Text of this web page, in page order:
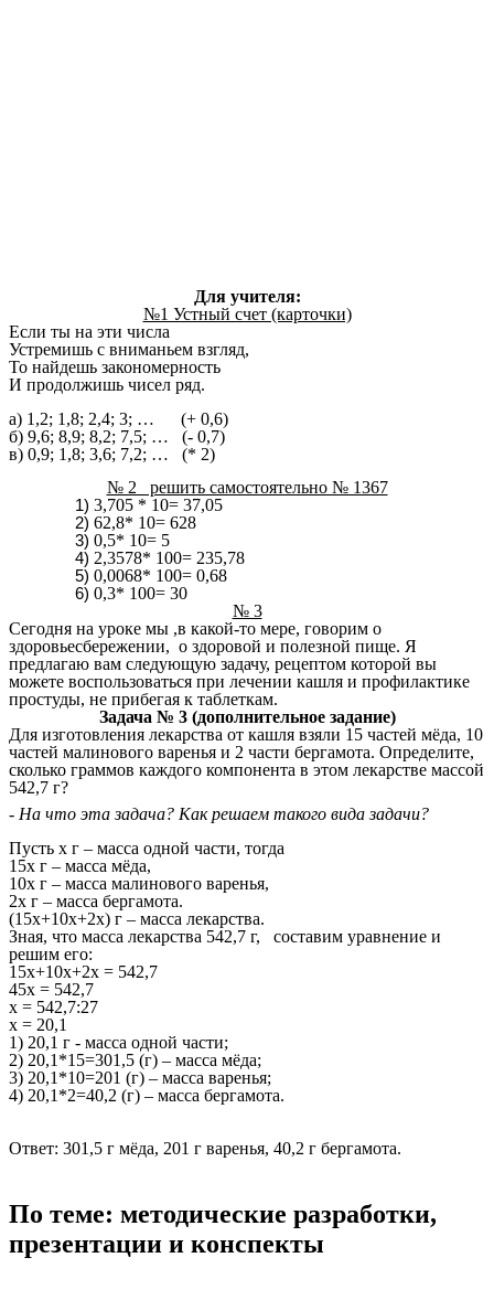
Для учителя:
№1 Устный счет (карточки)
Если ты на эти числа
Устремишь с вниманьем взгляд,
То найдешь закономерность
И продолжишь чисел ряд.
а) 1,2; 1,8; 2,4; 3; … (+ 0,6)
б) 9,6; 8,9; 8,2; 7,5; … (- 0,7)
в) 0,9; 1,8; 3,6; 7,2; … (* 2)
№ 2 решить самостоятельно № 1367
3,705 * 10= 37,05
62,8* 10= 628
0,5* 10= 5
2,3578* 100= 235,78
0,0068* 100= 0,68
0,3* 100= 30
№ 3
Сегодня на уроке мы ,в какой-то мере, говорим о
здоровьесбережении, о здоровой и полезной пище. Я
предлагаю вам следующую задачу, рецептом которой вы
можете воспользоваться при лечении кашля и профилактике
простуды, не прибегая к таблеткам.
Задача № 3 (дополнительное задание)
Для изготовления лекарства от кашля взяли 15 частей мёда, 10
частей малинового варенья и 2 части бергамота. Определите,
сколько граммов каждого компонента в этом лекарстве массой
542,7 г?
- На что эта задача? Как решаем такого вида задачи?
Пусть х г – масса одной части, тогда
15х г – масса мёда,
10х г – масса малинового варенья,
2х г – масса бергамота.
(15х+10х+2х) г – масса лекарства.
Зная, что масса лекарства 542,7 г, составим уравнение и
решим его:
15х+10х+2х = 542,7
45х = 542,7
х = 542,7:27
х = 20,1
1) 20,1 г - масса одной части;
2) 20,1*15=301,5 (г) – масса мёда;
3) 20,1*10=201 (г) – масса варенья;
4) 20,1*2=40,2 (г) – масса бергамота.
Ответ: 301,5 г мёда, 201 г варенья, 40,2 г бергамота.
По теме: методические разработки,
презентации и конспекты